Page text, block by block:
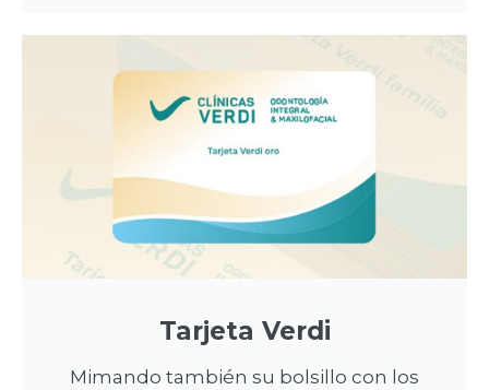
Tarjeta Verdi
Mimando también su bolsillo con los